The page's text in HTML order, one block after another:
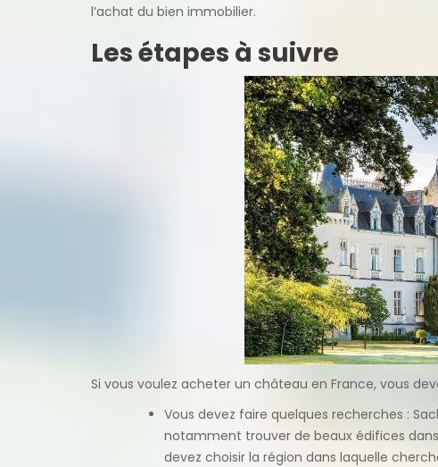
l’achat du bien immobilier.
Les étapes à suivre
Si vous voulez acheter un château en France, vous
Vous devez faire quelques recherches :
notamment trouver de beaux édifices
devez choisir la région dans laquelle